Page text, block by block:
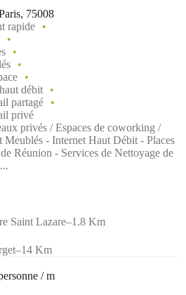
75008
rapide
débit
partagé
privé
privés / Espaces de coworking /
Meublés - Internet Haut Débit - Places
Réunion - Services de Nettoyage de
Saint Lazare–1.8 Km
–14 Km
/ m